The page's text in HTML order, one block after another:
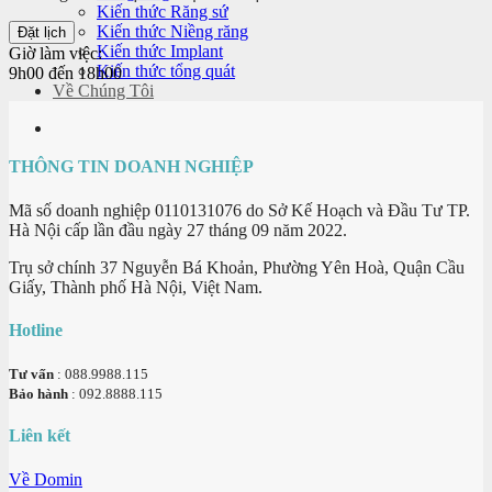
Kiến thức Răng sứ
Kiến thức Niềng răng
Kiến thức Implant
Kiến thức tổng quát
Về Chúng Tôi
Giờ làm việc:
9h00 đến 18h00
THÔNG TIN DOANH NGHIỆP
Mã số doanh nghiệp 0110131076 do Sở Kế Hoạch và Đầu Tư TP.
Hà Nội cấp lần đầu ngày 27 tháng 09 năm 2022.
Trụ sở chính 37 Nguyễn Bá Khoản, Phường Yên Hoà, Quận Cầu
Giấy, Thành phố Hà Nội, Việt Nam.
Hotline
Tư vấn : 088.9988.115
Bảo hành : 092.8888.115
Liên kết
Về Domin